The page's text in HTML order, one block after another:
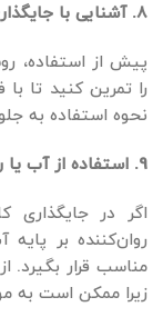
8. آشنایی با جایگذاری صحیح
پیش از استفاده،
را تمرین کنید تا
نحوه استفاده به
9. استفاده از آب یا روان‌کننده
اگر در جایگذاری
روان‌کننده بر
مناسب قرار بگیرد.
زیرا ممکن است به